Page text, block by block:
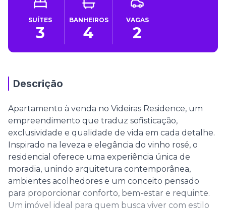
SUÍTES
3
BANHEIROS
4
VAGAS
2
Descrição
Apartamento à venda no Videiras Residence, um
empreendimento que traduz sofisticação,
exclusividade e qualidade de vida em cada detalhe.
Inspirado na leveza e elegância do vinho rosé, o
residencial oferece uma experiência única de
moradia, unindo arquitetura contemporânea,
ambientes acolhedores e um conceito pensado
para proporcionar conforto, bem-estar e requinte.
Um imóvel ideal para quem busca viver com estilo